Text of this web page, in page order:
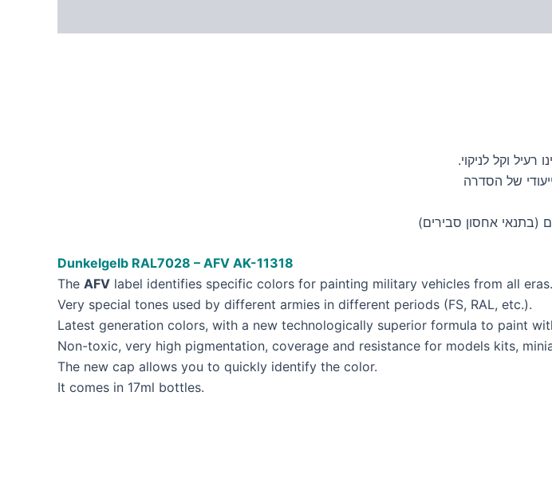
וקל לניקוי.
של הסדרה
(בתנאי אחסון סבירים)
Dunkelgelb RAL7028 – AFV AK-11318
The AFV label identifies specific colors for painting military vehicles from all eras.
Very special tones used by different armies in different periods (FS, RAL, etc.).
Latest generation colors, with a new technologically superior formula to paint
Non-toxic, very high pigmentation, coverage and resistance for models kits,
The new cap allows you to quickly identify the color.
It comes in 17ml bottles.